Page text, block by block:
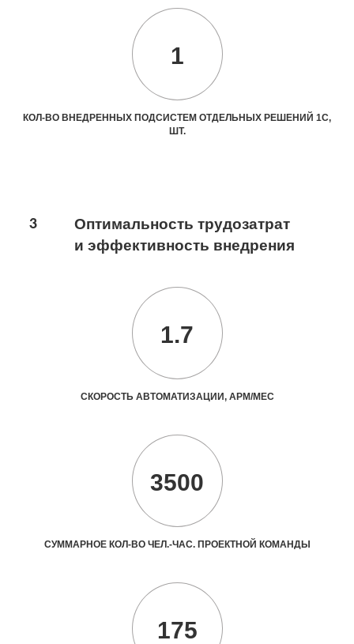
1
КОЛ-ВО ВНЕДРЕННЫХ ПОДСИСТЕМ ОТДЕЛЬНЫХ РЕШЕНИЙ 1С,
ШТ.
3
Оптимальность трудозатрат
и эффективность внедрения
1.7
СКОРОСТЬ АВТОМАТИЗАЦИИ, АРМ/МЕС
3500
СУММАРНОЕ КОЛ-ВО ЧЕЛ.-ЧАС. ПРОЕКТНОЙ КОМАНДЫ
175